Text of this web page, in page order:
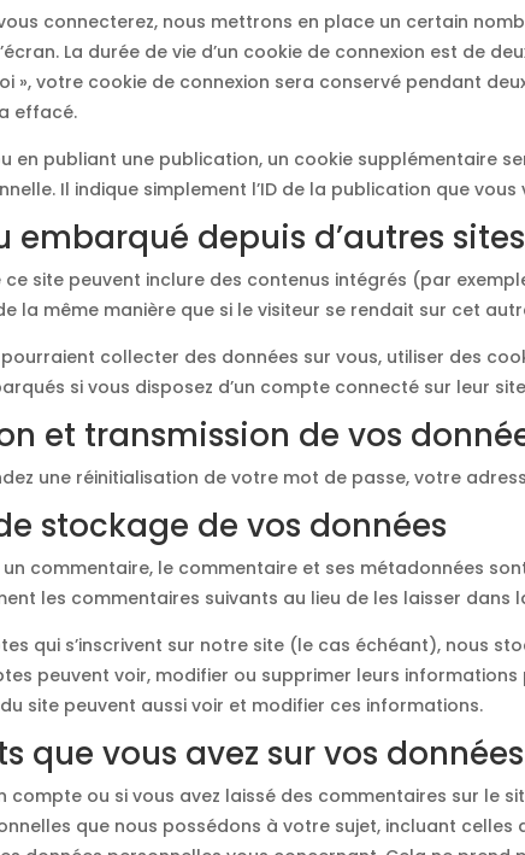
connecterez, nous mettrons en place un certain
La durée de vie d’un cookie de connexion est de
», votre cookie de connexion sera conservé pendant
effacé.
en publiant une publication, un cookie supplémentaire
Il indique simplement l’ID de la publication que
embarqué depuis d’autres sites
ce site peuvent inclure des contenus intégrés (par
la même manière que si le visiteur se rendait sur cet
collecter des données sur vous, utiliser des
si vous disposez d’un compte connecté sur leur
et transmission de vos
une réinitialisation de votre mot de passe, votre
stockage de vos données
un commentaire, le commentaire et ses métadonnées
les commentaires suivants au lieu de les laisser dans
qui s’inscrivent sur notre site (le cas échéant), nous
peuvent voir, modifier ou supprimer leurs
site peuvent aussi voir et modifier ces informations.
que vous avez sur vos données
compte ou si vous avez laissé des commentaires sur
que nous possédons à votre sujet, incluant